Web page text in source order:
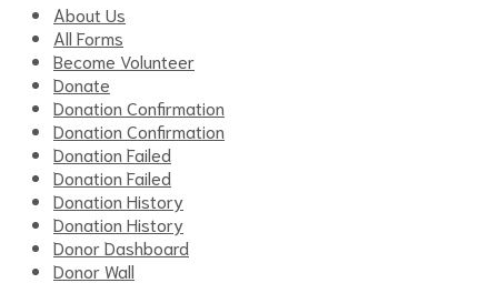
About Us
All Forms
Become Volunteer
Donate
Donation Confirmation
Donation Confirmation
Donation Failed
Donation Failed
Donation History
Donation History
Donor Dashboard
Donor Wall